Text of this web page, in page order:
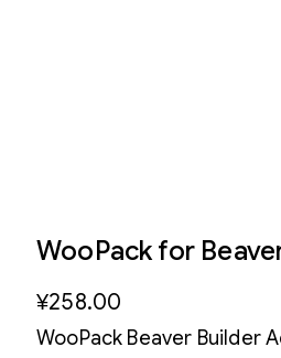
WooPack for
¥258.00
WooPack Beaver Builder